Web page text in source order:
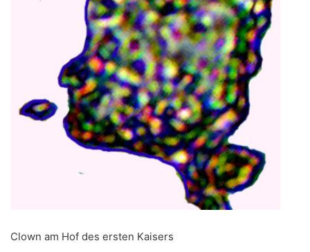
Clown am Hof des ersten Kaisers